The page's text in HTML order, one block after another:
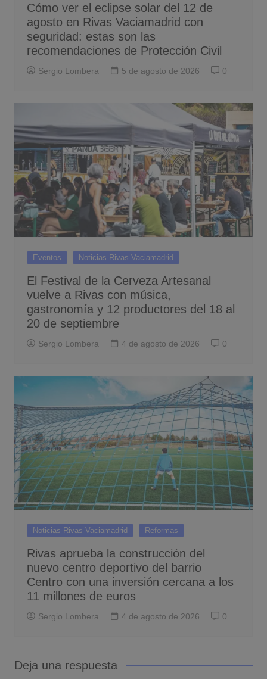
Cómo ver el eclipse solar del 12 de
agosto en Rivas Vaciamadrid con
seguridad: estas son las
recomendaciones de Protección Civil
Sergio Lombera 5 de agosto de 2026 0
Eventos Noticias Rivas Vaciamadrid
El Festival de la Cerveza Artesanal
vuelve a Rivas con música,
gastronomía y 12 productores del 18 al
20 de septiembre
Sergio Lombera 4 de agosto de 2026 0
Noticias Rivas Vaciamadrid Reformas
Rivas aprueba la construcción del
nuevo centro deportivo del barrio
Centro con una inversión cercana a los
11 millones de euros
Sergio Lombera 4 de agosto de 2026 0
Deja una respuesta